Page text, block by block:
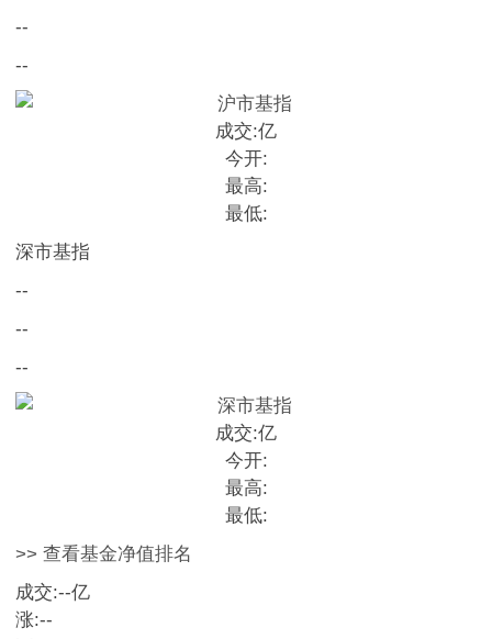
--
--
成交:亿
今开:
最高:
最低:
深市基指
--
--
--
成交:亿
今开:
最高:
最低:
>> 查看基金净值排名
成交:--亿
涨:--